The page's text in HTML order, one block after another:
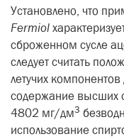
Установлено, что
Fermiol
сброженном сусле
следует считать
летучих
содержание высших
4802 мг/дм3
использование